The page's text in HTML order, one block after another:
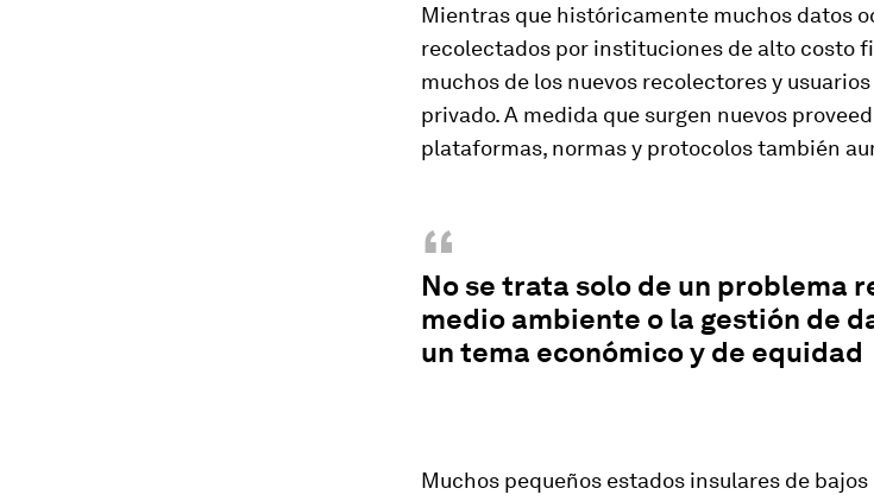
Mientras que históricamente muchos datos
recolectados por instituciones de alto costo
muchos de los nuevos recolectores y
privado. A medida que surgen nuevos
plataformas, normas y protocolos también
“
No se trata solo de un problema
medio ambiente o la gestión de
un tema económico y de equidad
Muchos pequeños estados insulares de